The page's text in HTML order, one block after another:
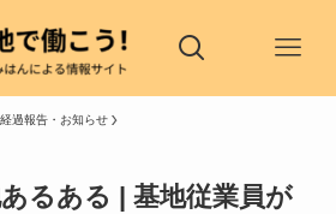
過報告・お知らせ
るある | 基地従業員が